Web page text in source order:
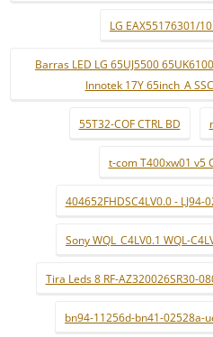
LG EAX55176301/
Barras LED LG 65UJ5500
Innotek 17Y 65inch_A
55T32-COF CTRL BD
t-com T400xw01 v5
404652FHDSC4LV0.0 - LJ94-
Sony WQL_C4LV0.1 WQL-
Tira Leds 8 RF-AZ320026SR30-
bn94-11256d-bn41-02528a-